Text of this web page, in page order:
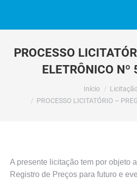
PROCESSO
ELETRÔNICO
Início
Licitação
PROCESSO LICITATÓRIO –
A presente licitação tem por objeto
Registro de Preços para futuro e